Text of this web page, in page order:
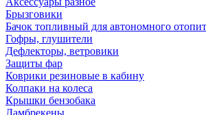
Брызговики
Бачок топливный для автономного
Гофры, глушители
Дефлекторы, ветровики
Защиты фар
Коврики резиновые в кабину
Колпаки на колеса
Крышки бензобака